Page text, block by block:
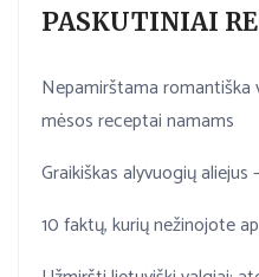
PASKUTINIAI
Nepamirštama romantiška
mėsos receptai namams
Graikiškas alyvuogių
10 faktų, kurių nežinojote